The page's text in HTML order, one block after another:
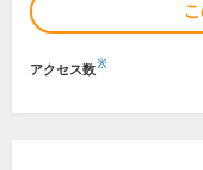
アクセス数※